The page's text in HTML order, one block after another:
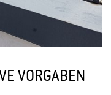
VORGABEN